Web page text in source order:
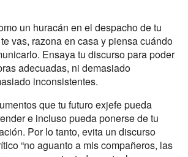
un huracán en el despacho de tu
vas, razona en casa y piensa cuándo
Ensaya tu discurso para poder
adecuadas, ni demasiado
inconsistentes.
que tu futuro exjefe pueda
e incluso pueda ponerse de tu
Por lo tanto, evita un discurso
“no aguanto a mis compañeros, las